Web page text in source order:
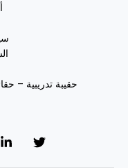
حقيبة تدريبية –